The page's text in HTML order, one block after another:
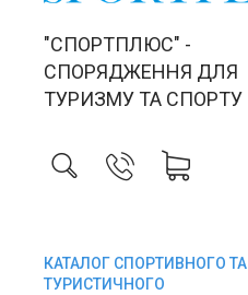
"СПОРТПЛЮС" -
СПОРЯДЖЕННЯ ДЛЯ
ТУРИЗМУ ТА СПОРТУ
КАТАЛОГ СПОРТИВНОГО ТА
ТУРИСТИЧНОГО